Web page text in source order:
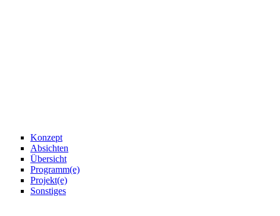
Konzept
Absichten
Übersicht
Programm(e)
Projekt(e)
Sonstiges